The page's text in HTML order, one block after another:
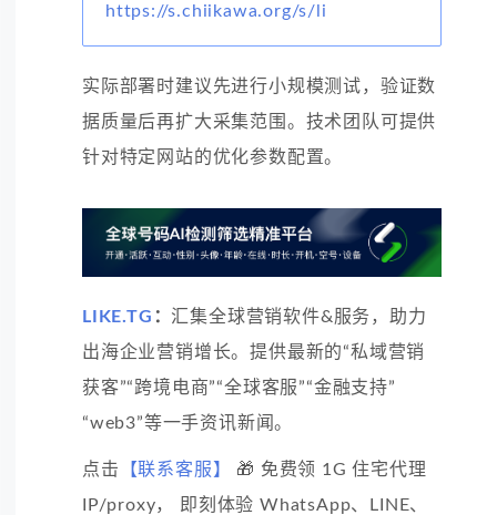
https://s.chiikawa.org/s/li
实际部署时建议先进行小规模测试，验证数
据质量后再扩大采集范围。技术团队可提供
针对特定网站的优化参数配置。
LIKE.TG ： 汇集全球营销软件&服务，助力
出海企业营销增长。提供最新的“私域营销
获客”“跨境电商”“全球客服”“金融支持”
“web3”等一手资讯新闻。
点击 【联系客服】
🎁 免费领 1G 住宅代理
IP/proxy， 即刻体验 WhatsApp、LINE、